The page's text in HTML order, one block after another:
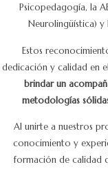
Psicopedagogía, la
Neurolingüística) y
Estos
dedicación y calidad en
brindar un
metodologías
Al unirte a nuestros
conocimiento y
formación de calidad